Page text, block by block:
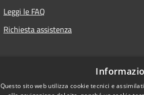
Leggi le FAQ
Richiesta assistenza
Questo sito web utilizza cookie tecnici e